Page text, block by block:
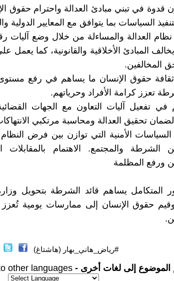
قدوة في تبني مبادئ العدالة واحترام حقوق
السياسات بما يتوافق مع المعايير الدولية
العدالة والمساءلة من خلال وضع آليات
المبادئ الأخلاقية والقانونية، كما يعمل
المخالفين.
حقوق الإنسان ما يساهم في رفع مستوى
تعزز كرامة الأفراد وحرياتهم.
تفعيل آليات التعاون مع الجهات
لضمان تحقيق العدالة ومحاسبة مرتكبي
الأمنية التي توازن بين فرض
الشرطة والمجتمع. الاهتمام
ورفع المظلمة
المتكامل يساهم قائد الشرطة بتحويل
وقيم حقوق الإنسان إلى ممارسات يومية
#رياض_هاني_بهار (هاشتاغ)
الموضوع إلى لغات أخرى - other languages